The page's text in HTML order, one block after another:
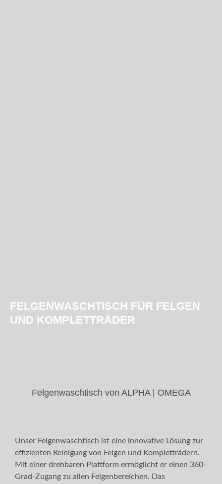
FELGENWASCHTISCH FÜR FELGEN
UND KOMPLETTRÄDER
Felgenwaschtisch von ALPHA | OMEGA
Unser Felgenwaschtisch ist eine innovative Lösung zur
effizienten Reinigung von Felgen und Kompletträdern.
Mit einer drehbaren Plattform ermöglicht er einen 360-
Grad-Zugang zu allen Felgenbereichen. Das